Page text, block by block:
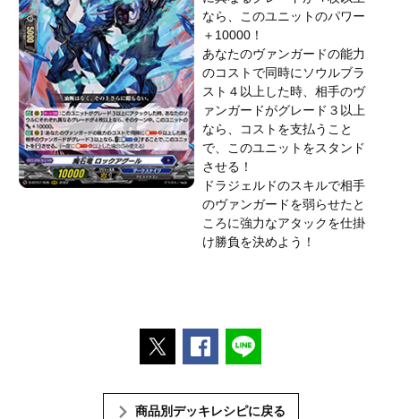
なら、このユニットのパワー
＋10000！
あなたのヴァンガードの能力
のコストで同時にソウルブラ
スト４以上した時、相手のヴ
ァンガードがグレード３以上
なら、コストを支払うこと
で、このユニットをスタンド
させる！
ドラジェルドのスキルで相手
のヴァンガードを弱らせたと
ころに強力なアタックを仕掛
け勝負を決めよう！
ポストするFacebookでシェアする
商品別デッキレシピに戻る